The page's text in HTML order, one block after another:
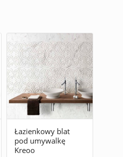
Łazienkowy blat
pod umywalkę
Kreoo